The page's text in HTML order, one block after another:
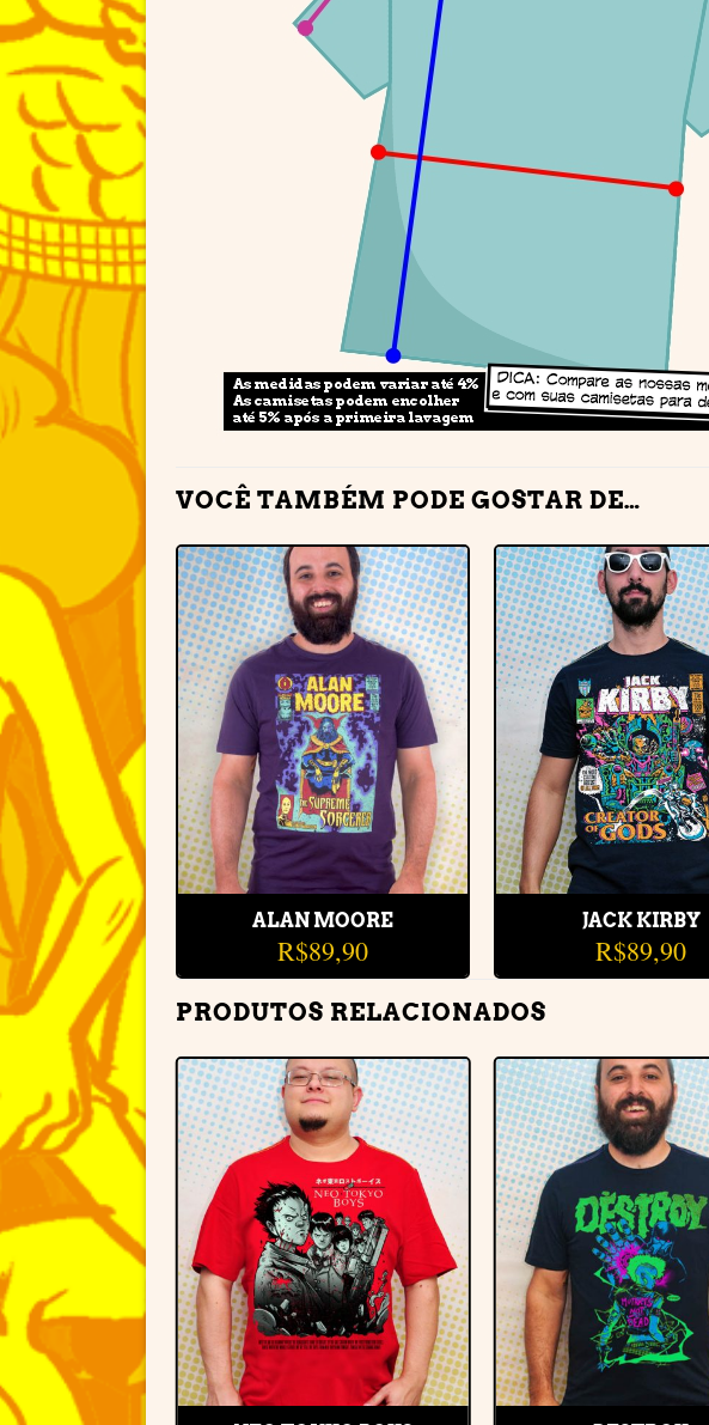
VOCÊ TAMBÉM PODE GOSTAR DE…
Adicionar
à lista de
desejos
ALAN MOORE
R$89,90
à
JACK KIRBY
R$89,90
PRODUTOS RELACIONADOS
Adicionar
à lista de
desejos
à
Adicionar
à lista de
desejos